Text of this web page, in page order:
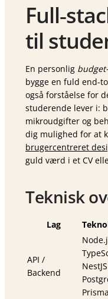
til
En personlig
bygge en fuld end-
også forståelse for
studerende lever i:
mikroudgifter og
dig mulighed for at
brugercentreret
guld værd i et CV
Teknisk
Lag
API /
Backend
Prisma